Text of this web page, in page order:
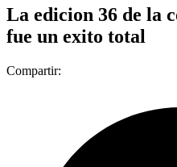
La edicion 36 de la
fue un exito total
Compartir: